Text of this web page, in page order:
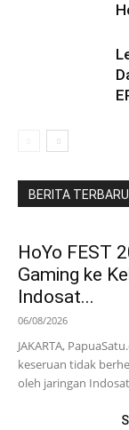
BERITA
HoYo FEST
Gaming ke
Indosat...
06/08/2026
JAKARTA,
keseruan tidak
oleh jaringan Indosat